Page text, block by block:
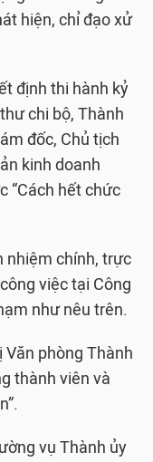
hiện, chỉ đạo xử
định thi hành kỷ
chi bộ, Thành
đốc, Chủ tịch
kinh doanh
“Cách hết chức
nhiệm chính, trực
việc tại Công
như nêu trên.
Văn phòng Thành
thành viên và
vụ Thành ủy